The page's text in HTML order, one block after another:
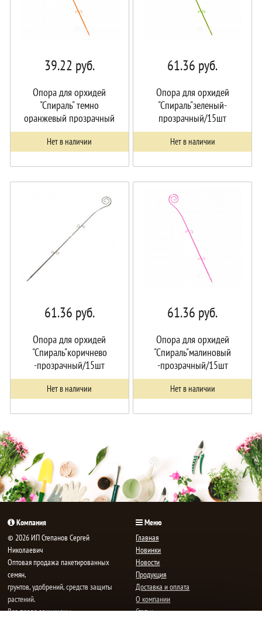
39.22 руб.
Опора для орхидей
"Спираль" темно
оранжевый прозрачный
/15шт
Нет в наличии
61.36 руб.
Опора для орхидей
"Спираль"зеленый-
прозрачный/15шт
Нет в наличии
61.36 руб.
Опора для орхидей
"Спираль"коричнево
-прозрачный/15шт
Нет в наличии
61.36 руб.
Опора для орхидей
"Спираль"малиновый
-прозрачный/15шт
Нет в наличии
Компания
© 2026 ИП Степанов Сергей
Николаевич
Oптовая продажа пакетированных
семян,
грунтов, удобрений, средств защиты
растений.
Все права защищены.
Меню
Главная
Новинки
Новости
Продукция
Доставка и оплата
О компании
Статьи